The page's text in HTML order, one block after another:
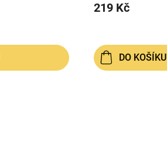
219 Kč
DO KOŠÍKU